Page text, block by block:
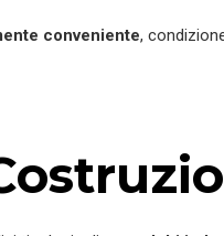
conveniente,